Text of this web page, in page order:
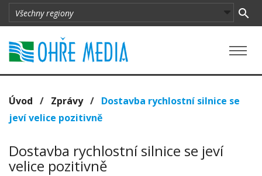
Úvod / Zprávy/ Dostavba rychlostní silnice se
jeví velice pozitivně
Dostavba rychlostní silnice se jeví
velice pozitivně